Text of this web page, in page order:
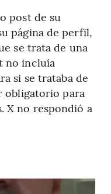
post de su
página de perfil,
se trata de una
no incluía
si se trataba de
obligatorio para
X no respondió a